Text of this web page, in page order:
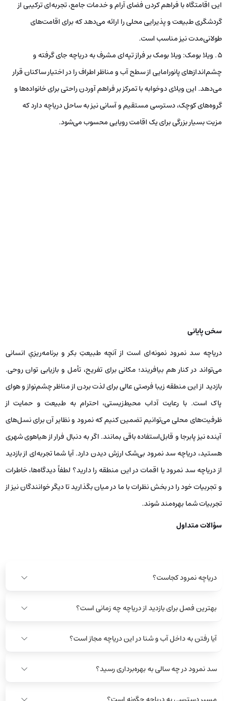
این اقامتگاه با فراهم کردن فضای آرام و خدمات جامع، تجربه‌ای ترکیبی از
گردشگری طبیعت و پذیرایی محلی را ارائه می‌دهد که برای اقامت‌های
طولانی‌مدت نیز مناسب است.
ویلا بومک: ویلا بومک بر فراز تپه‌ای مشرف به دریاچه جای گرفته و
چشم‌اندازهای پانورامایی از سطح آب و مناظر اطراف را در اختیار ساکنان قرار
می‌دهد. این ویلای دوخوابه با تمرکز بر فراهم آوردن راحتی برای خانواده‌ها و
گروه‌های کوچک، دسترسی مستقیم و آسانی نیز به ساحل دریاچه دارد که
مزیت بسیار بزرگی برای یک اقامت رویایی محسوب می‌شود.
سخن پایانی
دریاچه سد نمرود نمونه‌ای است از آنچه طبیعتِ بکر و برنامه‌ریزیِ انسانی
می‌تواند در کنار هم بیافریند؛ مکانی برای تفریح، تأمل و بازیابی توان روحی.
بازدید از این منطقه زیبا فرصتی عالی برای لذت بردن از مناظر چشم‌نواز و هوای
پاک است. با رعایت آداب محیط‌زیستی، احترام به طبیعت و حمایت از
ظرفیت‌های محلی می‌توانیم تضمین کنیم که نمرود و نظایر آن برای نسل‌های
آینده نیز پابرجا و قابل‌استفاده باقی بمانند. اگر به دنبال فرار از هیاهوی شهری
هستید، دریاچه سد نمرود بی‌شک ارزش دیدن دارد. آیا شما تجربه‌ای از بازدید
از دریاچه سد نمرود یا اقمات در این منطقه را دارید؟ لطفاً دیدگاه‌ها، خاطرات
و تجربیات خود را در بخش نظرات با ما در میان بگذارید تا دیگر خوانندگان نیز از
تجربیات شما بهره‌مند شوند.
سؤالات متداول
دریاچه نمرود کجاست؟
بهترین فصل برای بازدید از دریاچه چه زمانی است؟
آیا رفتن به داخل آب و شنا در این دریاچه مجاز است؟
سد نمرود در چه سالی به بهره‌برداری رسید؟